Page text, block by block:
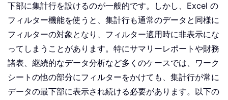
下部に集計行を設けるのが一般的です。しかし、Excel の
フィルター機能を使うと、集計行も通常のデータと同様に
フィルターの対象となり、フィルター適用時に非表示にな
ってしまうことがあります。特にサマリーレポートや財務
諸表、継続的なデータ分析など多くのケースでは、ワーク
シートの他の部分にフィルターをかけても、集計行が常に
データの最下部に表示され続ける必要があります。以下の